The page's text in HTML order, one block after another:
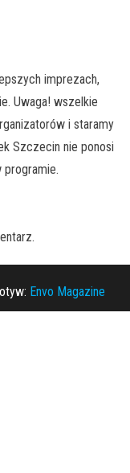
imprezach,
Uwaga! wszelkie
i staramy
Szczecin nie ponosi
programie.
Envo Magazine